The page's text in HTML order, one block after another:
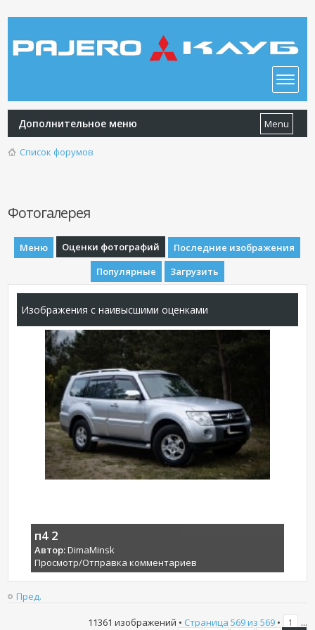
Дополнительное меню Menu
Список форумов
Фотогалерея
Меню Оценки фотографий
Последние изображения
Популярные
Загрузить
Изображения с наивысшими оценками
п4 2
Автор:DimaMinsk
Просмотр/Отправка комментариев
Пред.
11361 изображений • Страница 569из 569• 1 ...